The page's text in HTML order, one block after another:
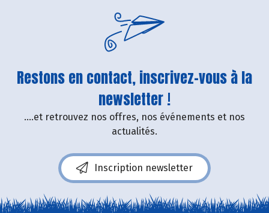
Restons en contact, inscrivez-vous à la
newsletter !
....et retrouvez nos offres, nos événements et nos
actualités.
Inscription newsletter